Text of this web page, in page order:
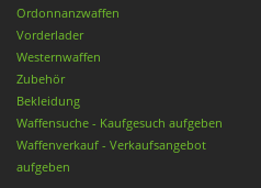
Ordonnanzwaffen
Vorderlader
Westernwaffen
Zubehör
Bekleidung
Waffensuche - Kaufgesuch aufgeben
Waffenverkauf - Verkaufsangebot
aufgeben